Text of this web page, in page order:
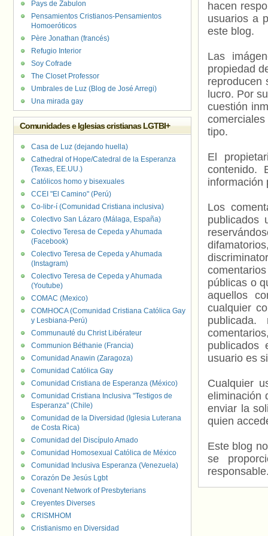
hacen
usuarios a
este blog.
Las
propiedad
reproducen
lucro. Por
cuestión
tipo.
El
contenido.
información
Los
publicados
públicas o
aquellos
cualquier
usuario es
Cualquier
eliminación
enviar la
quien
Este blog
se
Pays de Zabulon
Pensamientos Cristianos-Pensamientos
Homoeróticos
Père Jonathan (francés)
Refugio Interior
Soy Cofrade
The Closet Professor
Umbrales de Luz (Blog de José Arregi)
Una mirada gay
Comunidades e Iglesias cristianas LGTBI+
Casa de Luz (dejando huella)
Cathedral of Hope/Catedral de la Esperanza
(Texas, EE.UU.)
Católicos homo y bisexuales
CCEI "El Camino" (Perú)
Co-libr-í (Comunidad Cristiana inclusiva)
Colectivo San Lázaro (Málaga, España)
Colectivo Teresa de Cepeda y Ahumada
(Facebook)
Colectivo Teresa de Cepeda y Ahumada
(Instagram)
Colectivo Teresa de Cepeda y Ahumada
(Youtube)
COMAC (Mexico)
COMHOCA (Comunidad Cristiana Católica Gay
y Lesbiana-Perú)
Communauté du Christ Libérateur
Communion Béthanie (Francia)
Comunidad Anawin (Zaragoza)
Comunidad Católica Gay
Comunidad Cristiana de Esperanza (México)
Comunidad Cristiana Inclusiva "Testigos de
Esperanza" (Chile)
Comunidad de la Diversidad (Iglesia Luterana
de Costa Rica)
Comunidad del Discípulo Amado
Comunidad Homosexual Católica de México
Comunidad Inclusiva Esperanza (Venezuela)
Corazón De Jesús Lgbt
Covenant Network of Presbyterians
Creyentes Diverses
CRISMHOM
Cristianismo en Diversidad